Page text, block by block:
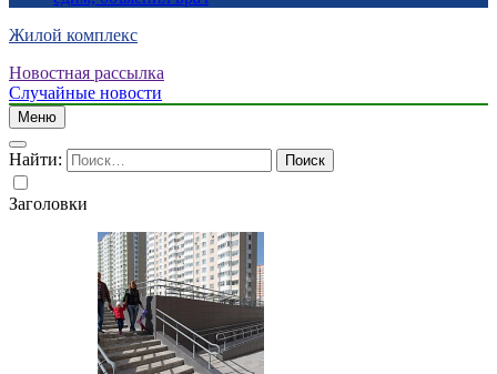
Жилой комплекс
Новостная рассылка
Случайные новости
Меню
Найти:
Заголовки